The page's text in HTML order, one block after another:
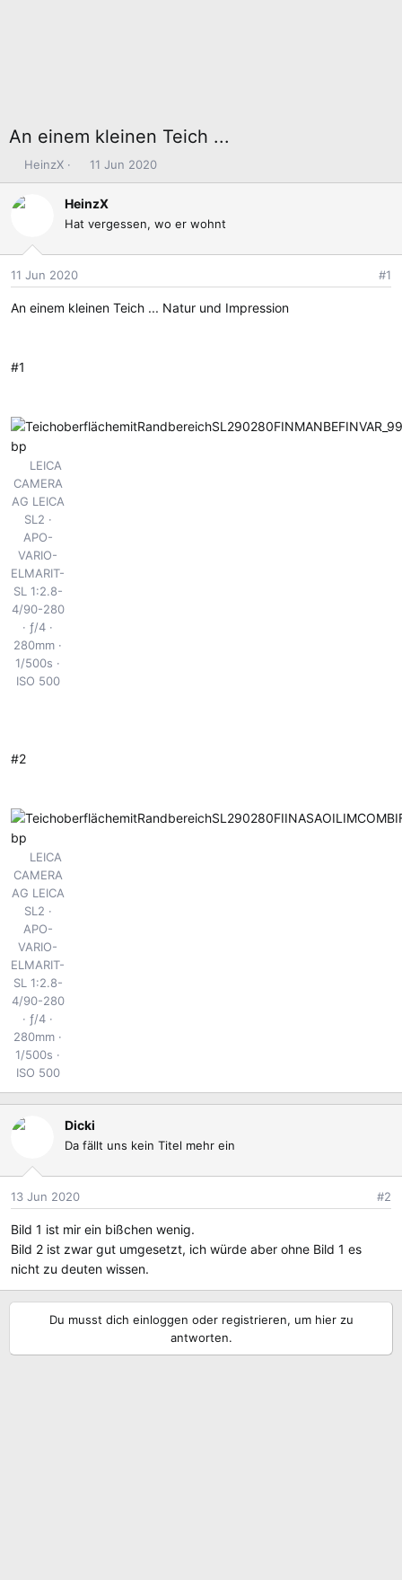
An einem kleinen Teich ...
E
r
s
l
e
r
HeinzX
E
r
s
l
t
a
11 Jun 2020
HeinzX
Hat vergessen, wo er wohnt
11 Jun 2020 #1
An einem kleinen Teich ... Natur und Impression
#1
LEICA
CAMERA
AG LEICA
SL2
APO-
VARIO-
ELMARIT-
SL 1:2.8-
4/90-280
ƒ/4
280mm
1/500s
ISO 500
#2
LEICA
CAMERA
AG LEICA
SL2
APO-
VARIO-
ELMARIT-
SL 1:2.8-
4/90-280
ƒ/4
280mm
1/500s
ISO 500
Dicki
Da fällt uns kein Titel mehr ein
13 Jun 2020 #2
Bild 1 ist mir ein bißchen wenig.
Bild 2 ist zwar gut umgesetzt, ich würde aber ohne Bild 1 es
nicht zu deuten wissen.
Du musst dich einloggen oder registrieren, um hier zu
antworten.